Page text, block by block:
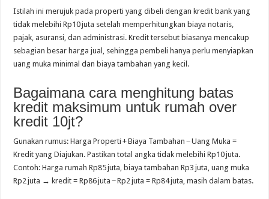
Istilah ini merujuk pada properti yang dibeli dengan kredit bank yang
tidak melebihi Rp10 juta setelah memperhitungkan biaya notaris,
pajak, asuransi, dan administrasi. Kredit tersebut biasanya mencakup
sebagian besar harga jual, sehingga pembeli hanya perlu menyiapkan
uang muka minimal dan biaya tambahan yang kecil.
Bagaimana cara menghitung batas
kredit maksimum untuk rumah over
kredit 10jt?
Gunakan rumus: Harga Properti + Biaya Tambahan − Uang Muka =
Kredit yang Diajukan. Pastikan total angka tidak melebihi Rp10 juta.
Contoh: Harga rumah Rp85 juta, biaya tambahan Rp3 juta, uang muka
Rp2 juta → kredit = Rp86 juta − Rp2 juta = Rp84 juta, masih dalam batas.